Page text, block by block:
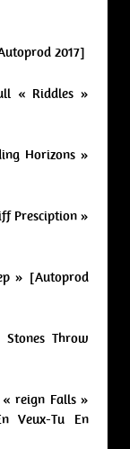
2017]
« Riddles »
Horizons »
Presciption »
» [Autoprod
Throw
reign Falls »
Veux-Tu En